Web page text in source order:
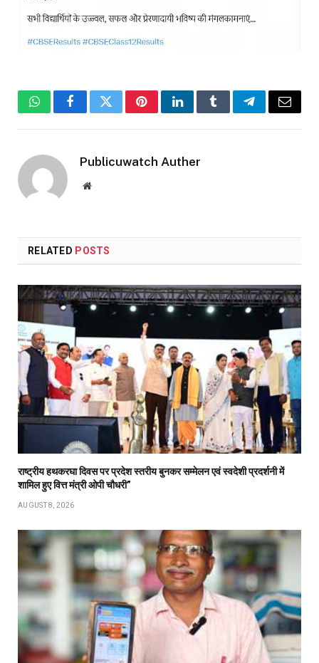
WhatsAppFacebookTwitterPinterestLinkedInTumblrTelegramEmail
Publicuwatch Auther
Website
RELATED POSTS
राष्ट्रीय हथकरघा दिवस पर प्रदेश स्तरीय बुनकर सम्मेलन एवं स्वदेशी प्रदर्शनी में
शामिल हुए वित्त मंत्री ओपी चौधरी”
AUGUST 8, 2026